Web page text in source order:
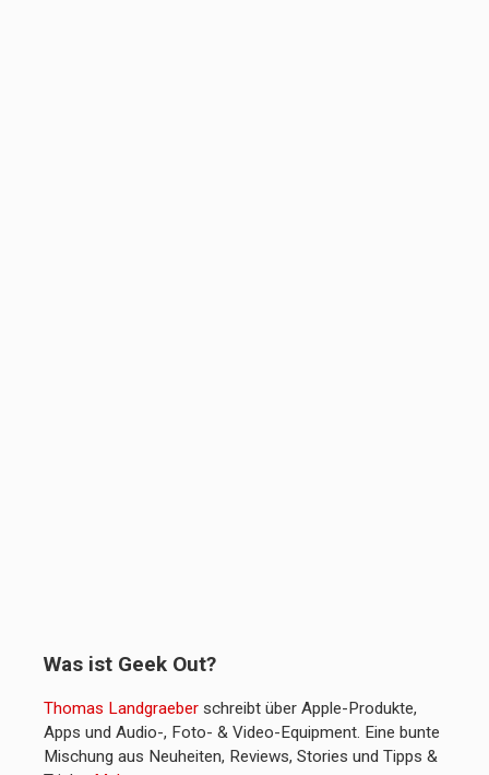
Was ist Geek Out?
Thomas Landgraeber schreibt über Apple-Produkte,
Apps und Audio-, Foto- & Video-Equipment. Eine bunte
Mischung aus Neuheiten, Reviews, Stories und Tipps &